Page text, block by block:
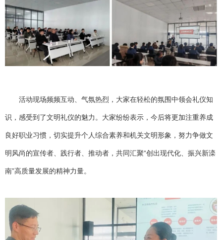
活动现场频频互动、气氛热烈，大家在轻松的氛围中领会礼仪知
识，感受到了文明礼仪的魅力。大家纷纷表示，今后将更加注重养成
良好职业习惯，切实提升个人综合素养和机关文明形象，努力争做文
明风尚的宣传者、践行者、推动者，共同汇聚“创出现代化、振兴新滦
南”高质量发展的精神力量。